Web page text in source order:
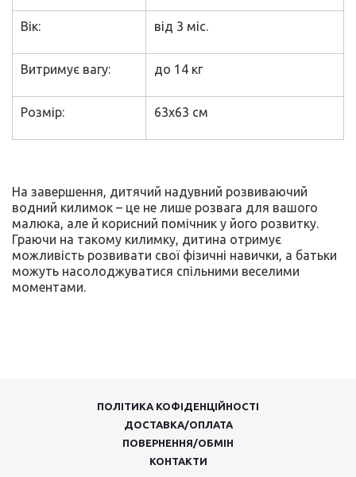
Вік: від 3 міс.
Витримує вагу: до 14 кг
Розмір: 63х63 см
На завершення, дитячий надувний розвиваючий
водний килимок – це не лише розвага для вашого
малюка, але й корисний помічник у його розвитку.
Граючи на такому килимку, дитина отримує
можливість розвивати свої фізичні навички, а батьки
можуть насолоджуватися спільними веселими
моментами.
ПОЛІТИКА КОФІДЕНЦІЙНОСТІ
ДОСТАВКА/ОПЛАТА
ПОВЕРНЕННЯ/ОБМІН
КОНТАКТИ